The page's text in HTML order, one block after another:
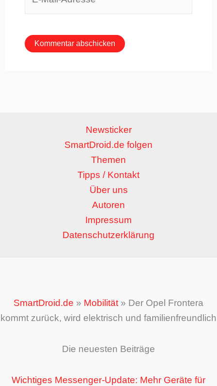
Newsticker
SmartDroid.de folgen
Themen
Tipps / Kontakt
Über uns
Autoren
Impressum
Datenschutzerklärung
SmartDroid.de » Mobilität » Der Opel Frontera
kommt zurück, wird elektrisch und familienfreundlich
Die neuesten Beiträge
Wichtiges Messenger-Update: Mehr Geräte für